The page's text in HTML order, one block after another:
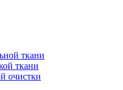
ткани
ткани
очистки